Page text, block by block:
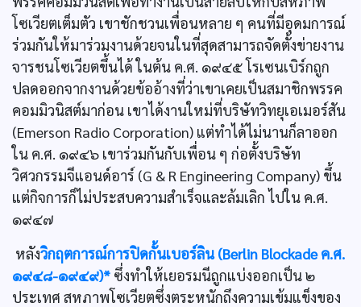
โซเวียตเต็มตัว เขาชักชวนเพื่อนหลาย ๆ คนที่มีอุดมการณ์
ร่วมกันให้มาร่วมงานด้วยจนในที่สุดสามารถจัดตั้งข่ายงาน
จารชนโซเวียตขึ้นได้ ในต้น ค.ศ. ๑๙๔๕ โรเซนเบิร์กถูก
ปลดออกจากงานด้วยข้ออ้างที่ว่าเขาเคยเป็นสมาชิกพรรค
คอมมิวนิสต์มาก่อน เขาได้งานใหม่ที่บริษัทวิทยุเอเมอร์สัน
(Emerson Radio Corporation) แต่ทำได้ไม่นานก็ลาออก
ใน ค.ศ. ๑๙๔๖ เขาร่วมกันกับเพื่อน ๆ ก่อตั้งบริษัท
วิศวกรรมจีแอนด์อาร์ (G & R Engineering Company) ขึ้น
แต่กิจการก็ไม่ประสบความสำเร็จและล้มเลิก ไปใน ค.ศ.
๑๙๔๗
หลังวิกฤตการณ์การปิดกั้นเบอร์ลิน (Berlin Blockade ค.ศ.
๑๙๔๘-๑๙๔๙)* ซึ่งทำให้เยอรมนีถูกแบ่งออกเป็น ๒
ประเทศ สหภาพโซเวียตซึ่งตระหนักถึงความเข้มแข็งของ